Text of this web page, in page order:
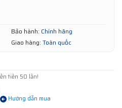
Bảo hành: Chính hãng
Giao hàng: Toàn quốc
tiền 50 lần!
Hướng dẫn mua